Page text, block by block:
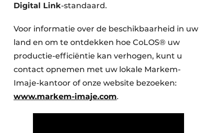
Digital Link-standaard.
Voor informatie over de beschikbaarheid in uw
land en om te ontdekken hoe CoLOS® uw
productie-efficiëntie kan verhogen, kunt u
contact opnemen met uw lokale Markem-
Imaje-kantoor of onze website bezoeken:
www.markem-imaje.com.